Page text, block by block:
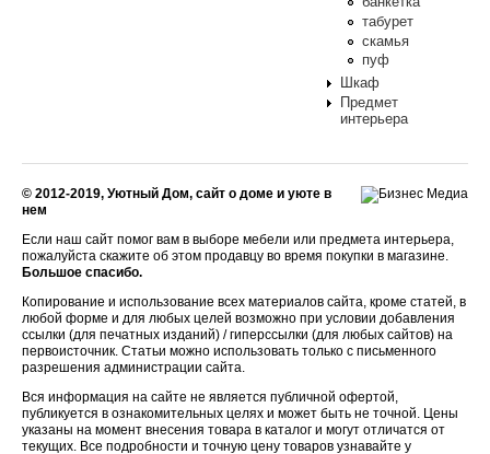
табурет
скамья
пуф
Шкаф
Предмет
интерьера
© 2012-2019, Уютный Дом, сайт о доме и уюте в
нем
Если наш сайт помог вам в выборе мебели или предмета интерьера,
пожалуйста скажите об этом продавцу во время покупки в магазине.
Большое спасибо.
Копирование и использование всех материалов сайта, кроме статей, в
любой форме и для любых целей возможно при условии добавления
ссылки (для печатных изданий) / гиперссылки (для любых сайтов) на
первоисточник. Статьи можно использовать только с письменного
разрешения администрации сайта.
Вся информация на сайте не является публичной офертой,
публикуется в ознакомительных целях и может быть не точной. Цены
указаны на момент внесения товара в каталог и могут отличатся от
текущих. Все подробности и точную цену товаров узнавайте у